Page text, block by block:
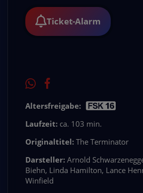
Ticket-Alarm
Altersfreigabe:
Laufzeit: ca. 103 min.
Originaltitel: The Terminator
Darsteller: Arnold
Biehn, Linda Hamilton, Lance
Winfield